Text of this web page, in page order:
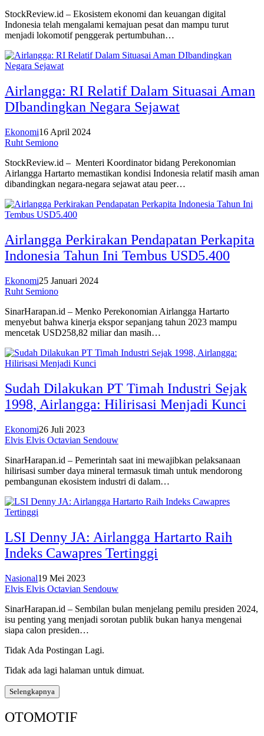
StockReview.id – Ekosistem ekonomi dan keuangan digital
Indonesia telah mengalami kemajuan pesat dan mampu turut
menjadi lokomotif penggerak pertumbuhan…
Airlangga: RI Relatif Dalam Situasai Aman
DIbandingkan Negara Sejawat
Ekonomi16 April 2024
Ruht Semiono
StockReview.id – Menteri Koordinator bidang Perekonomian
Airlangga Hartarto memastikan kondisi Indonesia relatif masih aman
dibandingkan negara-negara sejawat atau peer…
Airlangga Perkirakan Pendapatan Perkapita
Indonesia Tahun Ini Tembus USD5.400
Ekonomi25 Januari 2024
Ruht Semiono
SinarHarapan.id – Menko Perekonomian Airlangga Hartarto
menyebut bahwa kinerja ekspor sepanjang tahun 2023 mampu
mencetak USD258,82 miliar dan masih…
Sudah Dilakukan PT Timah Industri Sejak
1998, Airlangga: Hilirisasi Menjadi Kunci
Ekonomi26 Juli 2023
Elvis Elvis Octavian Sendouw
SinarHarapan.id – Pemerintah saat ini mewajibkan pelaksanaan
hilirisasi sumber daya mineral termasuk timah untuk mendorong
pembangunan ekosistem industri di dalam…
LSI Denny JA: Airlangga Hartarto Raih
Indeks Cawapres Tertinggi
Nasional19 Mei 2023
Elvis Elvis Octavian Sendouw
SinarHarapan.id – Sembilan bulan menjelang pemilu presiden 2024,
isu penting yang menjadi sorotan publik bukan hanya mengenai
siapa calon presiden…
Tidak Ada Postingan Lagi.
Tidak ada lagi halaman untuk dimuat.
Selengkapnya
OTOMOTIF